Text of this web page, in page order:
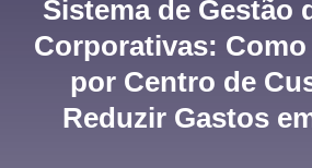
Sistema de Gestão
Corporativas:
por Centro de
Reduzir Gastos